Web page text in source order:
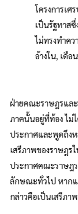
โครงการเ
เป็นรัฐทาส
ไม่ทรงทำค
อ้างใน, เดือ
ฝ่ายคณะราษฎรและ
ภาคนั้นอยู่ที่ท้อง ไม่
ประกาศและพูดถึง
เสรีภาพของราษฎ
ประกาศคณะราษฎ
ลักษณะทั่วไป หาก
กล่าวคือเป็นเสรีภา